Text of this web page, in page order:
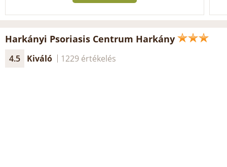
Harkányi Psoriasis Centrum Harkány
4.5 Kiváló 1229 értékelés